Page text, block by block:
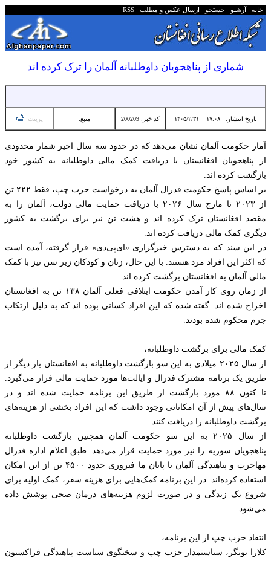
خانه آرشیو جستجو ارسال عکس و مطلب RSS
شماری از پناهجویان داوطلبانه آلمان را ترک کرده اند
تاریخ انتشار:۱۷:۰۸ ۱۴۰۵/۲/۳۱ کد خبر: 200209 منبع: پرینت
آمار حکومت آلمان نشان می‌دهد که در حدود سه سال اخیر شمار محدودی
از پناهجویان افغانستان با دریافت کمک مالی داوطلبانه به کشور خود
بازگشت کرده اند.
بر اساس پاسخ حکومت فدرال آلمان به درخواست حزب چپ، فقط ۲۲۲ تن
از ۲۰۲۳ تا مارچ سال ۲۰۲۶ با دریافت حمایت مالی دولت، آلمان را به
مقصد افغانستان ترک کرده اند و هشت تن نیز برای برگشت به کشور
دیگری کمک مالی دریافت کرده اند.
در این سند که به دسترس خبرگزاری «ای‌پی‌دی» قرار گرفته، آمده است
که اکثر این افراد مرد هستند. با این حال، زنان و کودکان زیر سن نیز با کمک
مالی آلمان به افغانستان برگشت کرده اند.
از زمان روی کار آمدن حکومت ایتلافی فعلی آلمان ۱۳۸ تن به افغانستان
اخراج شده اند. گفته شده که این افراد کسانی بوده اند که به دلیل ارتکاب
جرم محکوم شده بودند.
کمک مالی برای برگشت داوطلبانه،
از سال ۲۰۲۵ میلادی به این سو بازگشت داوطلبانه به افغانستان بار دیگر از
طریق یک برنامه مشترک فدرال و ایالت‌ها مورد حمایت مالی قرار می‌گیرد.
تا کنون ۸۸ مورد بازگشت از طریق این برنامه حمایت شده اند و در
سال‌های پیش از آن امکاناتی وجود داشت که این افراد بخشی از هزینه‌های
برگشت داوطلبانه را دریافت کنند.
از سال ۲۰۲۵ به این سو حکومت آلمان همچنین بازگشت داوطلبانه
پناهجویان سوریه را نیز مورد حمایت قرار می‌دهد. طبق اعلام اداره فدرال
مهاجرت و پناهندگی آلمان تا پایان ما فبروری حدود ۴۵۰۰ تن از این امکان
استفاده کرده‌اند. در این برنامه کمک‌هایی برای هزینه سفر، کمک اولیه برای
شروع یک زندگی و در صورت لزوم هزینه‌های درمان صحی پوشش داده
می‌شود.
انتقاد حزب چپ از این برنامه،
کلارا بونگر، سیاستمدار حزب چپ و سخنگوی سیاست پناهندگی فراکسیون